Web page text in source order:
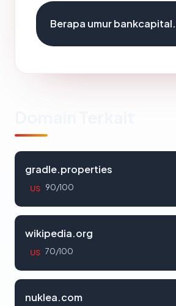
Berapa umur
gradle.properties
US 90/100
wikipedia.org
US 70/100
nuklea.com